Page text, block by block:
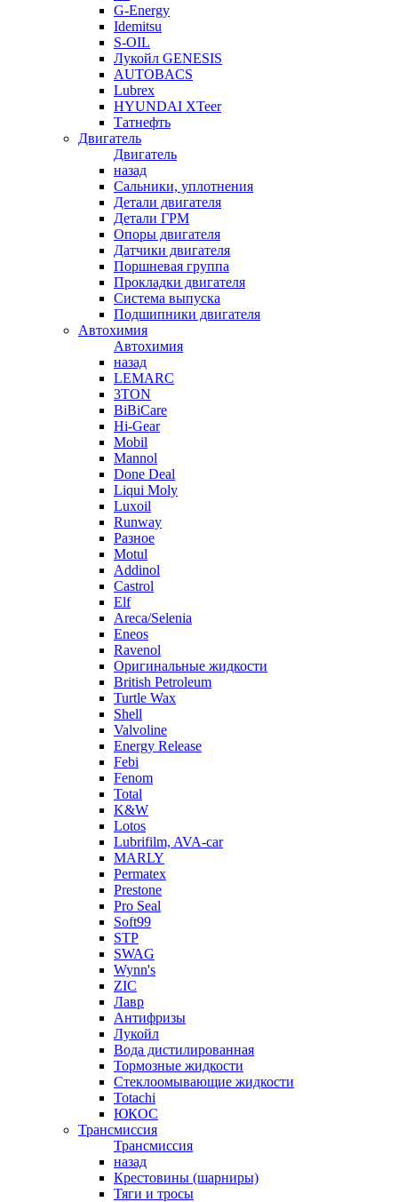
G-Energy
Idemitsu
S-OIL
Лукойл GENESIS
AUTOBACS
Lubrex
HYUNDAI XTeer
Татнефть
Двигатель
Двигатель
назад
Сальники, уплотнения
Детали двигателя
Детали ГРМ
Опоры двигателя
Датчики двигателя
Поршневая группа
Прокладки двигателя
Система выпуска
Подшипники двигателя
Автохимия
Автохимия
назад
LEMARC
3TON
BiBiCare
Hi-Gear
Mobil
Mannol
Done Deal
Liqui Moly
Luxoil
Runway
Разное
Motul
Addinol
Castrol
Elf
Areca/Selenia
Eneos
Ravenol
Оригинальные жидкости
British Petroleum
Turtle Wax
Shell
Valvoline
Energy Release
Febi
Fenom
Total
K&W
Lotos
Lubrifilm, AVA-car
MARLY
Permatex
Prestone
Pro Seal
Soft99
STP
SWAG
Wynn's
ZIC
Лавр
Антифризы
Лукойл
Вода дистилированная
Тормозные жидкости
Стеклоомывающие жидкости
Totachi
ЮКОС
Трансмиссия
Трансмиссия
назад
Крестовины (шарниры)
Тяги и тросы